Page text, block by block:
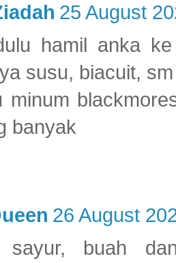
25 August
hamil anka
susu, biacuit,
minum
banyak
26 August
sayur, buah